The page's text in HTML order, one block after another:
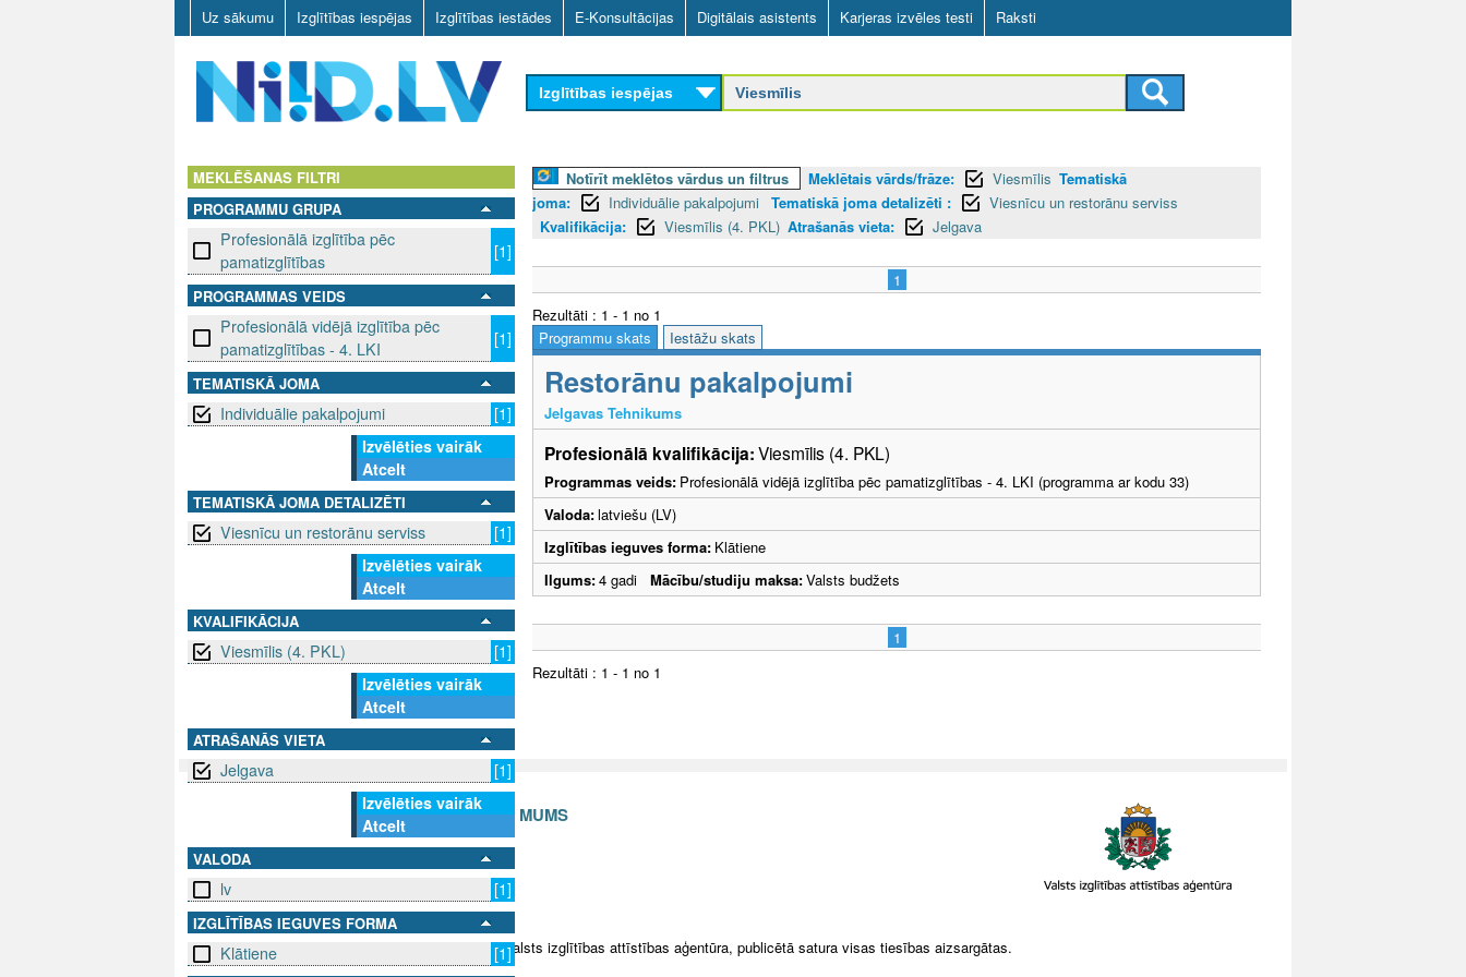
Skip
to
main
content
Uz sākumu Izglītības iespējas Izglītības iestādes E-Konsultācijas Digitālais asistents Karjeras izvēles testi Raksti
D
L
V
Izglītības iespējas
MEKLĒŠANAS FILTRI
PROGRAMMU GRUPA
Profesionālā izglītība pēc
pamatizglītības
[1]
PROGRAMMAS VEIDS
Profesionālā vidējā izglītība pēc
pamatizglītības - 4. LKI
[1]
TEMATISKĀ JOMA
Individuālie pakalpojumi
[1]
Izvēlēties vairāk
Atcelt
TEMATISKĀ JOMA DETALIZĒTI
Viesnīcu un restorānu serviss
[1]
Izvēlēties vairāk
Atcelt
KVALIFIKĀCIJA
Viesmīlis (4. PKL)
[1]
Izvēlēties vairāk
Atcelt
ATRAŠANĀS VIETA
Jelgava
[1]
Izvēlēties vairāk
Atcelt
VALODA
lv [1]
IZGLĪTĪBAS IEGUVES FORMA
Klātiene [1]
Notīrīt meklētos vārdus un filtrus Meklētais vārds/frāze: Viesmīlis Tematiskā
joma:
Individuālie pakalpojumi Tematiskā joma detalizēti :
Viesnīcu un restorānu serviss
Kvalifikācija:
Viesmīlis (4. PKL) Atrašanās vieta: Jelgava
1
Rezultāti : 1 - 1 no 1
Programmu skats
Iestāžu skats
Restorānu pakalpojumi
Jelgavas Tehnikums
Profesionālā kvalifikācija:Viesmīlis (4. PKL)
Programmas veids: Profesionālā vidējā izglītība pēc pamatizglītības - 4. LKI (programma ar kodu 33)
Valoda:latviešu (LV)
Izglītības ieguves forma: Klātiene
Ilgums:4 gadi Mācību/studiju maksa:Valsts budžets
1
Rezultāti : 1 - 1 no 1
SAZINIES AR MUMS
info@niid.lv
© 2025 Valsts izglītības attīstības aģentūra, publicētā satura visas tiesības aizsargātas.